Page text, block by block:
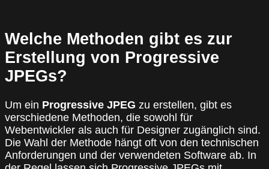
Welche Methoden gibt es zur
Erstellung von Progressive
JPEGs?
Um ein Progressive JPEG zu erstellen, gibt es
verschiedene Methoden, die sowohl für
Webentwickler als auch für Designer zugänglich sind.
Die Wahl der Methode hängt oft von den technischen
Anforderungen und der verwendeten Software ab. In